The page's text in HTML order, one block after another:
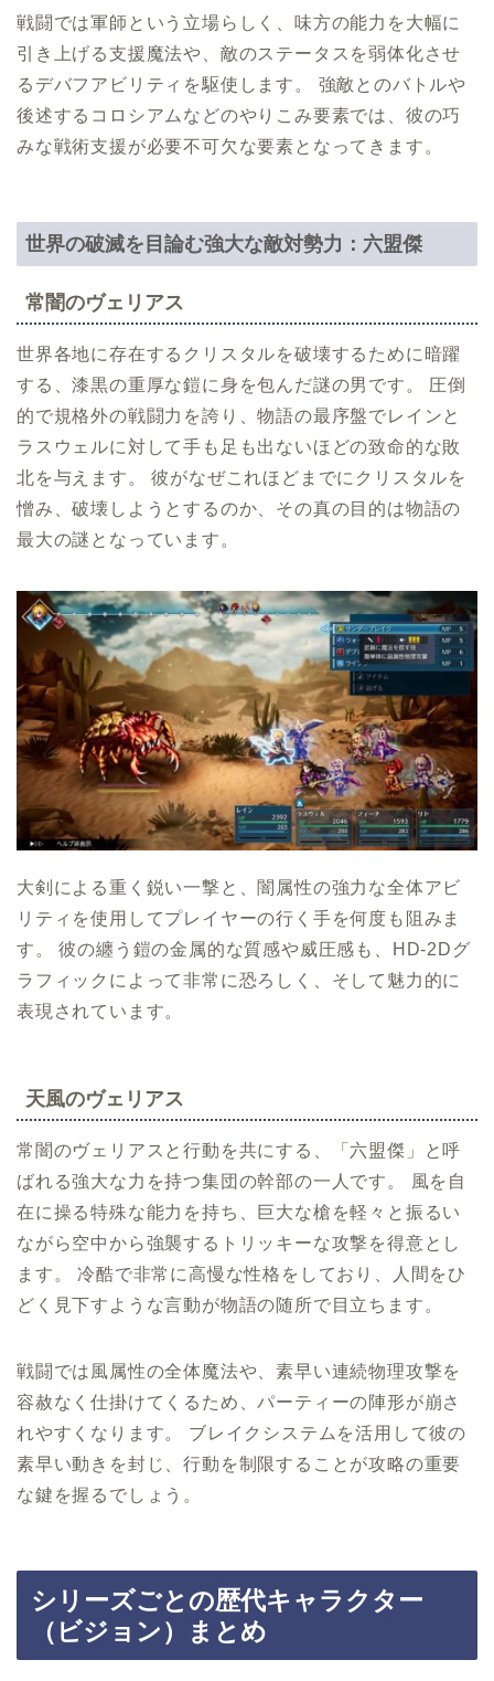
戦闘では軍師という立場らしく、味方の能力を大幅に
引き上げる支援魔法や、敵のステータスを弱体化させ
るデバフアビリティを駆使します。 強敵とのバトルや
後述するコロシアムなどのやりこみ要素では、彼の巧
みな戦術支援が必要不可欠な要素となってきます。
世界の破滅を目論む強大な敵対勢力：六盟傑
常闇のヴェリアス
世界各地に存在するクリスタルを破壊するために暗躍
する、漆黒の重厚な鎧に身を包んだ謎の男です。 圧倒
的で規格外の戦闘力を誇り、物語の最序盤でレインと
ラスウェルに対して手も足も出ないほどの致命的な敗
北を与えます。 彼がなぜこれほどまでにクリスタルを
憎み、破壊しようとするのか、その真の目的は物語の
最大の謎となっています。
大剣による重く鋭い一撃と、闇属性の強力な全体アビ
リティを使用してプレイヤーの行く手を何度も阻みま
す。 彼の纏う鎧の金属的な質感や威圧感も、HD-2Dグ
ラフィックによって非常に恐ろしく、そして魅力的に
表現されています。
天風のヴェリアス
常闇のヴェリアスと行動を共にする、「六盟傑」と呼
ばれる強大な力を持つ集団の幹部の一人です。 風を自
在に操る特殊な能力を持ち、巨大な槍を軽々と振るい
ながら空中から強襲するトリッキーな攻撃を得意とし
ます。 冷酷で非常に高慢な性格をしており、人間をひ
どく見下すような言動が物語の随所で目立ちます。
戦闘では風属性の全体魔法や、素早い連続物理攻撃を
容赦なく仕掛けてくるため、パーティーの陣形が崩さ
れやすくなります。 ブレイクシステムを活用して彼の
素早い動きを封じ、行動を制限することが攻略の重要
な鍵を握るでしょう。
シリーズごとの歴代キャラクター
（ビジョン）まとめ